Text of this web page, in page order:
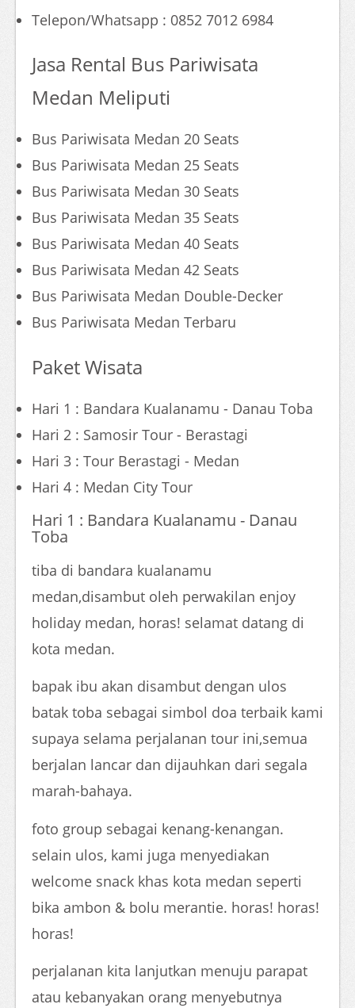
Telepon/Whatsapp : 0852 7012 6984
Jasa Rental Bus Pariwisata
Medan Meliputi
Bus Pariwisata Medan 20 Seats
Bus Pariwisata Medan 25 Seats
Bus Pariwisata Medan 30 Seats
Bus Pariwisata Medan 35 Seats
Bus Pariwisata Medan 40 Seats
Bus Pariwisata Medan 42 Seats
Bus Pariwisata Medan Double-Decker
Bus Pariwisata Medan Terbaru
Paket Wisata
Hari 1 : Bandara Kualanamu - Danau Toba
Hari 2 : Samosir Tour - Berastagi
Hari 3 : Tour Berastagi - Medan
Hari 4 : Medan City Tour
Hari 1 : Bandara Kualanamu - Danau
Toba
tiba di bandara kualanamu
medan,disambut oleh perwakilan enjoy
holiday medan, horas! selamat datang di
kota medan.
bapak ibu akan disambut dengan ulos
batak toba sebagai simbol doa terbaik kami
supaya selama perjalanan tour ini,semua
berjalan lancar dan dijauhkan dari segala
marah-bahaya.
foto group sebagai kenang-kenangan.
selain ulos, kami juga menyediakan
welcome snack khas kota medan seperti
bika ambon & bolu merantie. horas! horas!
horas!
perjalanan kita lanjutkan menuju parapat
atau kebanyakan orang menyebutnya